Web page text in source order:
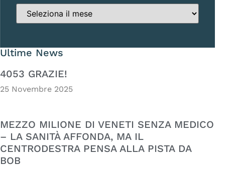
Ultime News
4053 GRAZIE!
25 Novembre 2025
MEZZO MILIONE DI VENETI SENZA MEDICO
– LA SANITÀ AFFONDA, MA IL
CENTRODESTRA PENSA ALLA PISTA DA
BOB